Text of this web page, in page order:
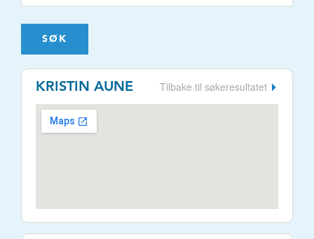
SØK
KRISTIN AUNE Tilbake til søkeresultatet